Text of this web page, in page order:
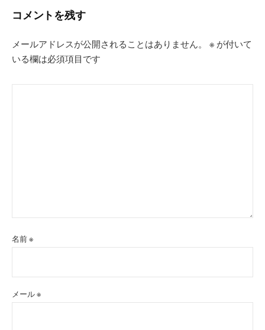
ー
ョ
ン
コメントを残す
メールアドレスが公開されることはありません。 ※ が付いて
いる欄は必須項目です
名前※
メール※